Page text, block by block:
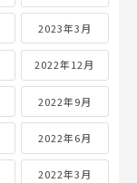
2023年3月
2022年12月
2022年9月
2022年6月
2022年3月